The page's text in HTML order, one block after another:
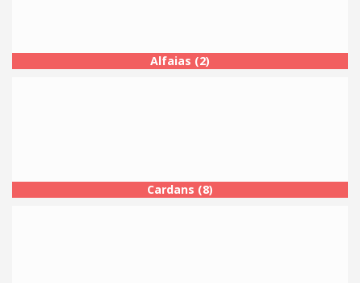
Alfaias (2)
Cardans (8)